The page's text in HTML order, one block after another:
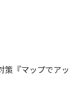
策『マップでアッ